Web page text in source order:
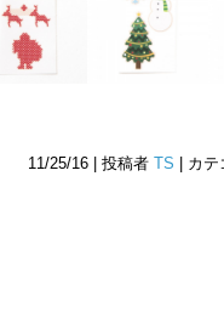
11/25/16 | 投稿者 TS | カ